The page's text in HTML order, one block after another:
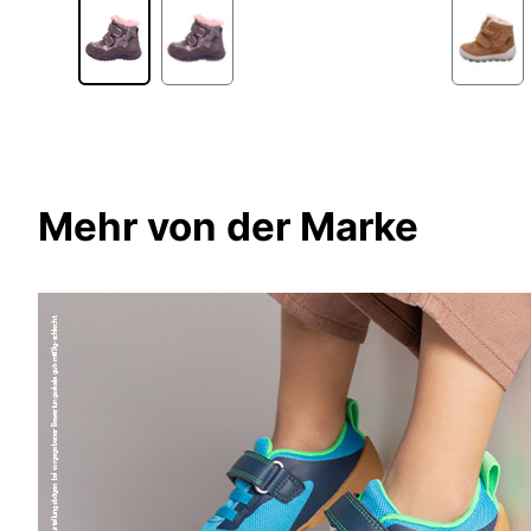
Mehr von der Marke